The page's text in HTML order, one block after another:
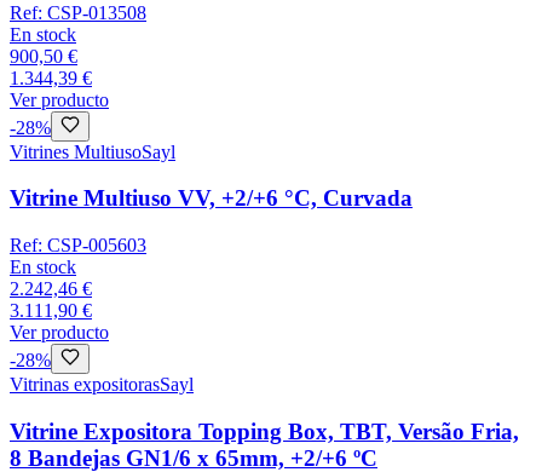
Ref: CSP-013508
En stock
900,50 €
1.344,39 €
Ver producto
-28%
Vitrines MultiusoSayl
Vitrine Multiuso VV, +2/+6 °C, Curvada
Ref: CSP-005603
En stock
2.242,46 €
3.111,90 €
Ver producto
-28%
Vitrinas expositorasSayl
Vitrine Expositora Topping Box, TBT, Versão Fria,
8 Bandejas GN1/6 x 65mm, +2/+6 ºC